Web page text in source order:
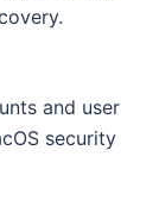
and user
security